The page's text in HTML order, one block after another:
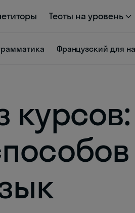
Тесты на уровень
Французский для
курсов: